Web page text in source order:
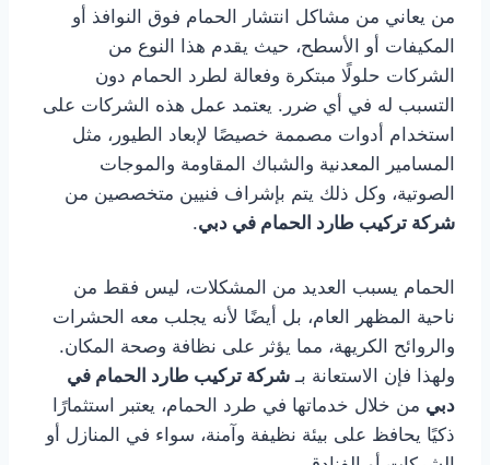
من يعاني من مشاكل انتشار الحمام فوق النوافذ أو
المكيفات أو الأسطح، حيث يقدم هذا النوع من
الشركات حلولًا مبتكرة وفعالة لطرد الحمام دون
التسبب له في أي ضرر. يعتمد عمل هذه الشركات على
استخدام أدوات مصممة خصيصًا لإبعاد الطيور، مثل
المسامير المعدنية والشباك المقاومة والموجات
الصوتية، وكل ذلك يتم بإشراف فنيين متخصصين من
شركة تركيب طارد الحمام في دبي.
الحمام يسبب العديد من المشكلات، ليس فقط من
ناحية المظهر العام، بل أيضًا لأنه يجلب معه الحشرات
والروائح الكريهة، مما يؤثر على نظافة وصحة المكان.
ولهذا فإن الاستعانة بـ شركة تركيب طارد الحمام في
دبي من خلال خدماتها في طرد الحمام، يعتبر استثمارًا
ذكيًا يحافظ على بيئة نظيفة وآمنة، سواء في المنازل أو